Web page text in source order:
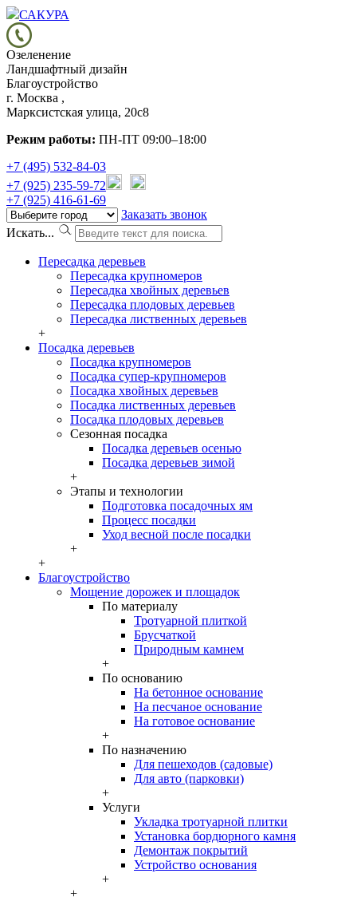
САКУРА
Озеленение
Ландшафтный дизайн
Благоустройство
г. Москва ,
Марксистская улица, 20с8
Режим работы: ПН-ПТ 09:00–18:00
+7 (495) 532-84-03
+7 (925) 235-59-72
+7 (925) 416-61-69
Заказать звонок
Искать...
Пересадка деревьев
Пересадка крупномеров
Пересадка хвойных деревьев
Пересадка плодовых деревьев
Пересадка лиственных деревьев
+
Посадка деревьев
Посадка крупномеров
Посадка супер-крупномеров
Посадка хвойных деревьев
Посадка лиственных деревьев
Посадка плодовых деревьев
Сезонная посадка
Посадка деревьев осенью
Посадка деревьев зимой
+
Этапы и технологии
Подготовка посадочных ям
Процесс посадки
Уход весной после посадки
+
+
Благоустройство
Мощение дорожек и площадок
По материалу
Тротуарной плиткой
Брусчаткой
Природным камнем
+
По основанию
На бетонное основание
На песчаное основание
На готовое основание
+
По назначению
Для пешеходов (садовые)
Для авто (парковки)
+
Услуги
Укладка тротуарной плитки
Установка бордюрного камня
Демонтаж покрытий
Устройство основания
+
+